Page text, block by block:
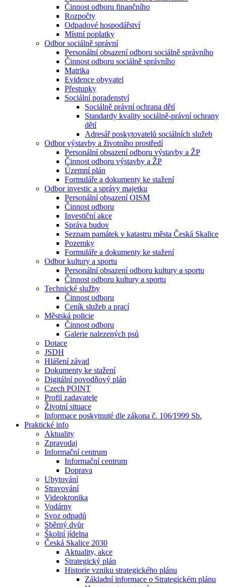
Činnost odboru finančního
Rozpočty
Odpadové hospodářství
Místní poplatky
Odbor sociálně správní
Personální obsazení odboru sociálně správního
Činnost odboru sociálně správního
Matrika
Evidence obyvatel
Přestupky
Sociální poradenství
Sociálně právní ochrana dětí
Standardy kvality sociálně-právní ochrany
dětí
Adresář poskytovatelů sociálních služeb
Odbor výstavby a životního prostředí
Personální obsazení odboru výstavby a ŽP
Činnost odboru výstavby a ŽP
Územní plán
Formuláře a dokumenty ke stažení
Odbor investic a správy majetku
Personální obsazení OISM
Činnost odboru
Investiční akce
Správa budov
Seznam památek v katastru města Česká Skalice
Pozemky
Formuláře a dokumenty ke stažení
Odbor kultury a sportu
Personální obsazení odboru kultury a sportu
Činnost odboru kultury a sportu
Technické služby
Činnost odboru
Ceník služeb a prací
Městská policie
Činnost odboru
Galerie nalezených psů
Dotace
JSDH
Hlášení závad
Dokumenty ke stažení
Digitální povodňový plán
Czech POINT
Profil zadavatele
Životní situace
Informace poskytnuté dle zákona č. 106⁄1999 Sb.
Praktické info
Aktuality
Zpravodaj
Informační centrum
Informační centrum
Doprava
Ubytování
Stravování
Videokronika
Vodárny
Svoz odpadů
Sběrný dvůr
Školní jídelna
Česká Skalice 2030
Aktuality, akce
Strategický plán
Historie vzniku strategického plánu
Základní informace o Strategickém plánu